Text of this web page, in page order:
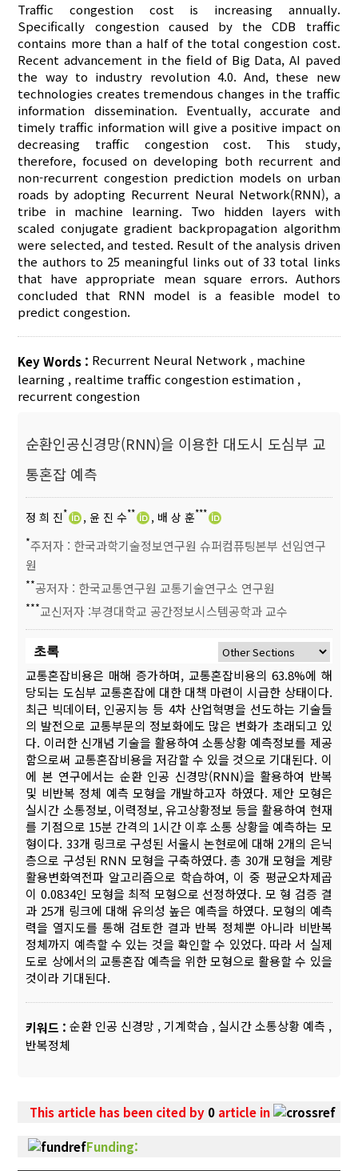
Traffic congestion cost is increasing annually.
Specifically congestion caused by the CDB traffic
contains more than a half of the total congestion cost.
Recent advancement in the field of Big Data, AI paved
the way to industry revolution 4.0. And, these new
technologies creates tremendous changes in the traffic
information dissemination. Eventually, accurate and
timely traffic information will give a positive impact on
decreasing traffic congestion cost. This study,
therefore, focused on developing both recurrent and
non-recurrent congestion prediction models on urban
roads by adopting Recurrent Neural Network(RNN), a
tribe in machine learning. Two hidden layers with
scaled conjugate gradient backpropagation algorithm
were selected, and tested. Result of the analysis driven
the authors to 25 meaningful links out of 33 total links
that have appropriate mean square errors. Authors
concluded that RNN model is a feasible model to
predict congestion.
Key Words : Recurrent Neural Network , machine
learning , realtime traffic congestion estimation ,
recurrent congestion
순환인공신경망(RNN)을 이용한 대도시 도심부 교
통혼잡 예측
정 희 진* , 윤 진 수** , 배 상 훈***
*주저자 : 한국과학기술정보연구원 슈퍼컴퓨팅본부 선임연구
원
**공저자 : 한국교통연구원 교통기술연구소 연구원
***교신저자 :부경대학교 공간정보시스템공학과 교수
초록
교통혼잡비용은 매해 증가하며, 교통혼잡비용의 63.8%에 해
당되는 도심부 교통혼잡에 대한 대책 마련이 시급한 상태이다.
최근 빅데이터, 인공지능 등 4차 산업혁명을 선도하는 기술들
의 발전으로 교통부문의 정보화에도 많은 변화가 초래되고 있
다. 이러한 신개념 기술을 활용하여 소통상황 예측정보를 제공
함으로써 교통혼잡비용을 저감할 수 있을 것으로 기대된다. 이
에 본 연구에서는 순환 인공 신경망(RNN)을 활용하여 반복
및 비반복 정체 예측 모형을 개발하고자 하였다. 제안 모형은
실시간 소통정보, 이력정보, 유고상황정보 등을 활용하여 현재
를 기점으로 15분 간격의 1시간 이후 소통 상황을 예측하는 모
형이다. 33개 링크로 구성된 서울시 논현로에 대해 2개의 은닉
층으로 구성된 RNN 모형을 구축하였다. 총 30개 모형을 계량
활용변화역전파 알고리즘으로 학습하여, 이 중 평균오차제곱
이 0.0834인 모형을 최적 모형으로 선정하였다. 모 형 검증 결
과 25개 링크에 대해 유의성 높은 예측을 하였다. 모형의 예측
력을 열지도를 통해 검토한 결과 반복 정체뿐 아니라 비반복
정체까지 예측할 수 있는 것을 확인할 수 있었다. 따라 서 실제
도로 상에서의 교통혼잡 예측을 위한 모형으로 활용할 수 있을
것이라 기대된다.
키워드 :순환 인공 신경망 ,기계학습 , 실시간 소통상황 예측 ,
반복정체
This article has been cited by 0 article in
Funding: